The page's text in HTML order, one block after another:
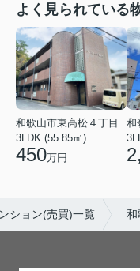
よく見られている
和歌山市東高松４丁目
3LDK (55.85㎡)
450万円
和
ション(売買)一覧 和